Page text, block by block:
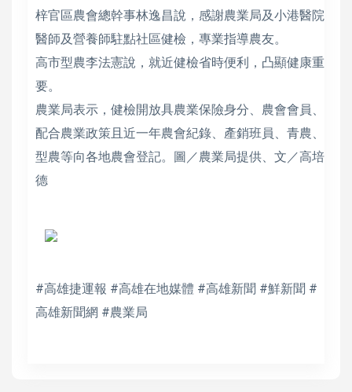
梓官區農會總幹事林逸昌說，感謝農業局及小港醫院
醫師及營養師駐點社區健檢，專業指導農友。
高市型農李法憲說，就近健檢省時便利，凸顯健康重
要。
農業局表示，健檢開放具農業保險身分、農會會員、
配合農業政策且近一年農會紀錄、產銷班員、青農、
型農等向各地農會登記。圖／農業局提供、文／高培
德
#高雄捷運報 #高雄在地媒體 #高雄新聞 #鮮新聞 #
高雄新聞網 #農業局